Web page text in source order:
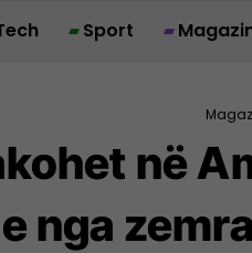
Sport
në
nga